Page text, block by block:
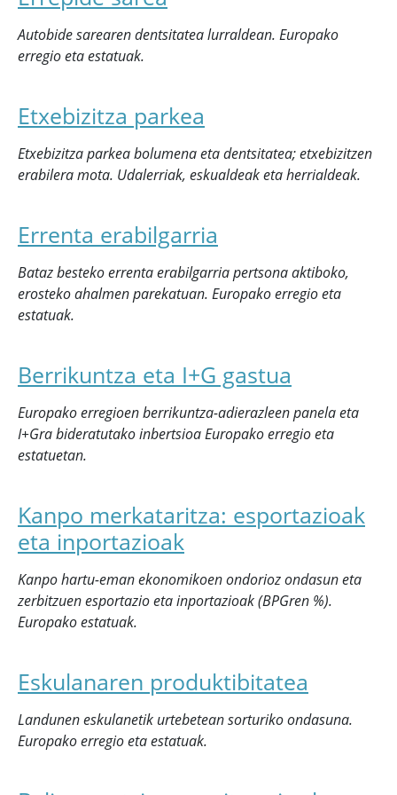
Autobide sarearen dentsitatea lurraldean. Europako
erregio eta estatuak.
Etxebizitza parkea
Etxebizitza parkea bolumena eta dentsitatea; etxebizitzen
erabilera mota. Udalerriak, eskualdeak eta herrialdeak.
Errenta erabilgarria
Bataz besteko errenta erabilgarria pertsona aktiboko,
erosteko ahalmen parekatuan. Europako erregio eta
estatuak.
Berrikuntza eta I+G gastua
Europako erregioen berrikuntza-adierazleen panela eta
I+Gra bideratutako inbertsioa Europako erregio eta
estatuetan.
Kanpo merkataritza: esportazioak
eta inportazioak
Kanpo hartu-eman ekonomikoen ondorioz ondasun eta
zerbitzuen esportazio eta inportazioak (BPGren %).
Europako estatuak.
Eskulanaren produktibitatea
Landunen eskulanetik urtebetean sorturiko ondasuna.
Europako erregio eta estatuak.